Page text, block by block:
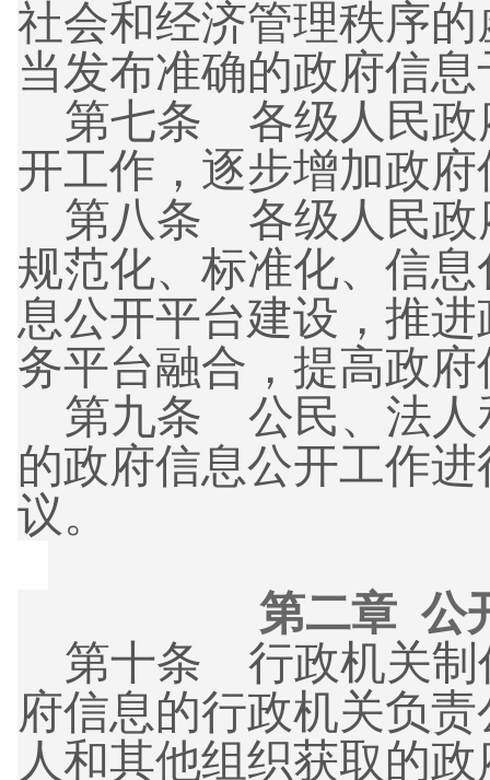
社会和经济管理秩序
当发布准确的政府信
第七条 各级人民
开工作，逐步增加政
第八条 各级人民
规范化、标准化、信
息公开平台建设，推
务平台融合，提高政
第九条 公民、法
的政府信息公开工作
议。
第二章 公
第十条 行政机关
府信息的行政机关负
人和其他组织获取的